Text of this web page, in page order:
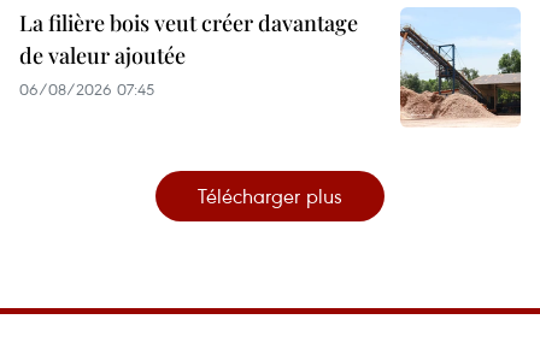
La filière bois veut créer davantage
de valeur ajoutée
06/08/2026 07:45
Télécharger plus